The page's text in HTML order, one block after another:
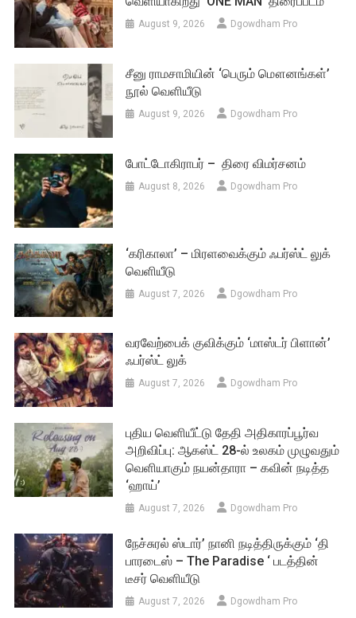
August 9, 2026 Dgowdham Pro
சீனு ராமசாமியின் ‘பெரும் மௌனங்கள்’
நூல் வெளியீடு
August 9, 2026 Dgowdham Pro
போட்டோகிராபர் – திரை விமர்சனம்
August 8, 2026 Dgowdham Pro
‘கரிகாலா’ – மிரளவைக்கும் ஃபர்ஸ்ட் லுக்
வெளியீடு
August 7, 2026 Dgowdham Pro
வரவேற்பைக் குவிக்கும் ‘மாஸ்டர் பிளான்’
ஃபர்ஸ்ட் லுக்
August 7, 2026 Dgowdham Pro
புதிய வெளியீட்டு தேதி அதிகாரப்பூர்வ
அறிவிப்பு: ஆகஸ்ட் 28-ல் உலகம் முழுவதும்
வெளியாகும் நயன்தாரா – கவின் நடித்த
‘ஹாய்’
August 7, 2026 Dgowdham Pro
நேச்சுரல் ஸ்டார்’ நானி நடித்திருக்கும் ‘தி
பாரடைஸ் – The Paradise ‘ படத்தின்
டீசர் வெளியீடு
August 7, 2026 Dgowdham Pro